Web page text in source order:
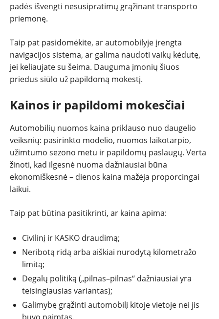
padės išvengti nesusipratimų grąžinant transporto
priemonę.
Taip pat pasidomėkite, ar automobilyje įrengta
navigacijos sistema, ar galima naudoti vaikų kėdutę,
jei keliaujate su šeima. Dauguma įmonių šiuos
priedus siūlo už papildomą mokestį.
Kainos ir papildomi mokesčiai
Automobilių nuomos kaina priklauso nuo daugelio
veiksnių: pasirinkto modelio, nuomos laikotarpio,
užimtumo sezono metu ir papildomų paslaugų. Verta
žinoti, kad ilgesnė nuoma dažniausiai būna
ekonomiškesnė – dienos kaina mažėja proporcingai
laikui.
Taip pat būtina pasitikrinti, ar kaina apima:
Civilinį ir KASKO draudimą;
Neribotą ridą arba aiškiai nurodytą kilometražo
limitą;
Degalų politiką („pilnas–pilnas“ dažniausiai yra
teisingiausias variantas);
Galimybę grąžinti automobilį kitoje vietoje nei jis